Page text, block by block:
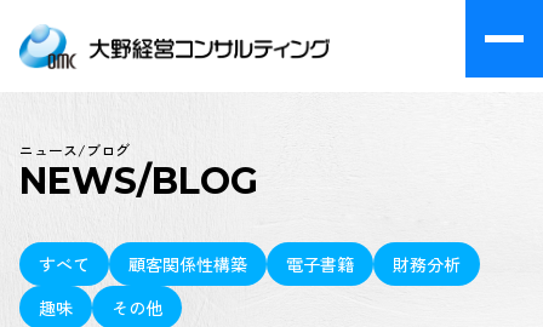
ニュース/ブログ
NEWS/BLOG
すべて 顧客関係性構築 電子書籍
財務分析
趣味
その他